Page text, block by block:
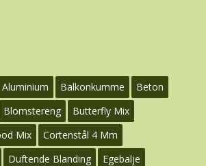
Aluminium Balkonkumme
Beton
Blomstereng
Butterfly Mix
Mix
Cortenstål 4 Mm
Duftende Blanding
Egebalje